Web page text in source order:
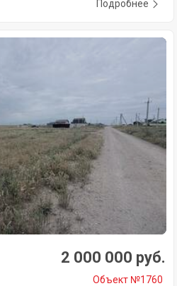
Подробнее
2 000 000 руб.
Объект №1760